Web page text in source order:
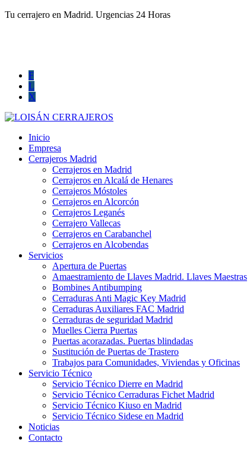
Tu cerrajero en Madrid. Urgencias 24 Horas
F
L
X
Inicio
Empresa
Cerrajeros Madrid
Cerrajeros en Madrid
Cerrajeros en Alcalá de Henares
Cerrajeros Móstoles
Cerrajeros en Alcorcón
Cerrajeros Leganés
Cerrajero Vallecas
Cerrajeros en Carabanchel
Cerrajeros en Alcobendas
Servicios
Apertura de Puertas
Amaestramiento de Llaves Madrid. Llaves Maestras
Bombines Antibumping
Cerraduras Anti Magic Key Madrid
Cerraduras Auxiliares FAC Madrid
Cerraduras de seguridad Madrid
Muelles Cierra Puertas
Puertas acorazadas. Puertas blindadas
Sustitución de Puertas de Trastero
Trabajos para Comunidades, Viviendas y Oficinas
Servicio Técnico
Servicio Técnico Dierre en Madrid
Servicio Técnico Cerraduras Fichet Madrid
Servicio Técnico Kiuso en Madrid
Servicio Técnico Sidese en Madrid
Noticias
Contacto